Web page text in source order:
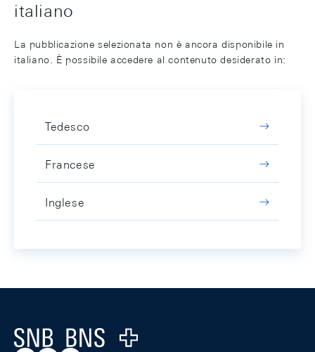
italiano
La pubblicazione selezionata non è ancora disponibile in
italiano. È possibile accedere al contenuto desiderato in:
Tedesco
Francese
Inglese
Logo